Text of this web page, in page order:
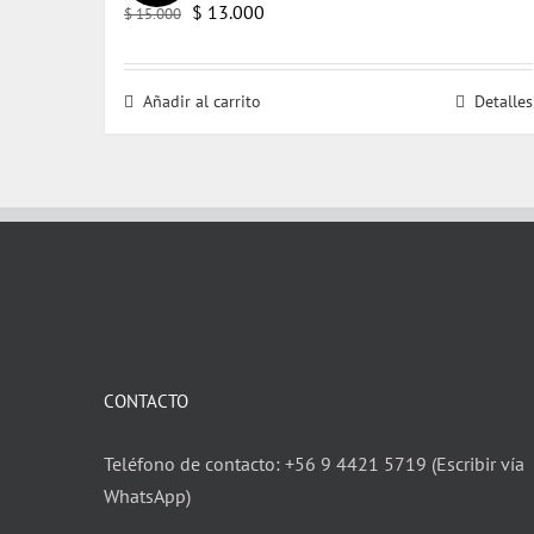
$15.000 El
original
era:
$ 13.000
actual
Añadir al carrito Detalles
CONTACTO
Teléfono de contacto: +56 9 4421 5719 (Escribir vía
WhatsApp)